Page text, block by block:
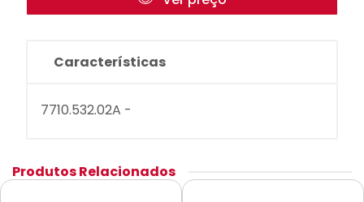
Características
7710.532.02A -
Produtos Relacionados